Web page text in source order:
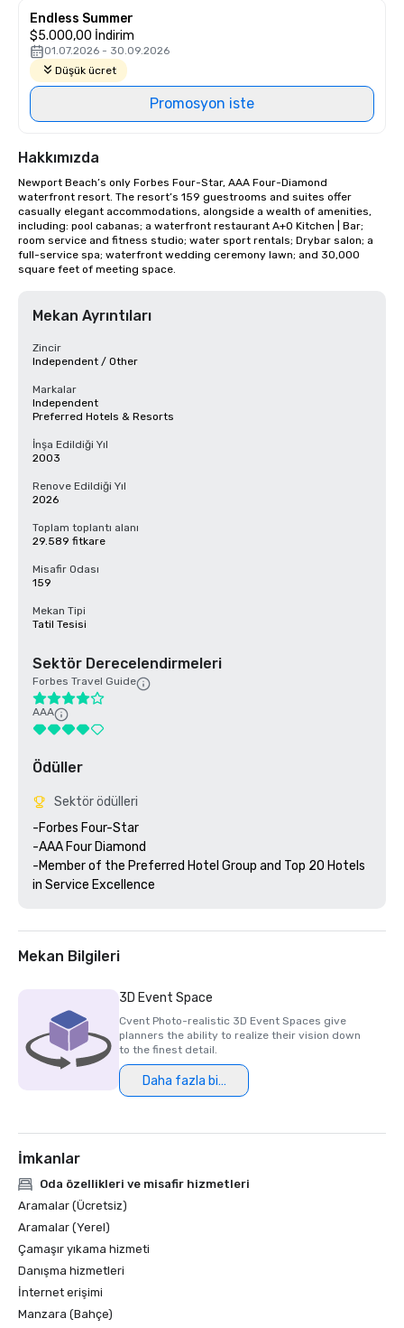
Endless Summer
$5.000,00 İndirim
01.07.2026 - 30.09.2026
Düşük ücret
Promosyon iste
Hakkımızda
Newport Beach’s only Forbes Four-Star, AAA Four-Diamond
waterfront resort. The resort’s 159 guestrooms and suites offer
casually elegant accommodations, alongside a wealth of amenities,
including: pool cabanas; a waterfront restaurant A+O Kitchen | Bar;
room service and fitness studio; water sport rentals; Drybar salon; a
full-service spa; waterfront wedding ceremony lawn; and 30,000
square feet of meeting space.
Mekan Ayrıntıları
Zincir
Independent / Other
Markalar
Independent
Preferred Hotels & Resorts
İnşa Edildiği Yıl
2003
Renove Edildiği Yıl
2026
Toplam toplantı alanı
29.589 fitkare
Misafir Odası
159
Mekan Tipi
Tatil Tesisi
Sektör Derecelendirmeleri
Forbes Travel Guide
AAA
Ödüller
Sektör ödülleri
-Forbes Four-Star
-AAA Four Diamond
-Member of the Preferred Hotel Group and Top 20 Hotels
Mekan Bilgileri
3D Event Space
Cvent Photo-realistic 3D Event Spaces give
planners the ability to realize their vision down
to the finest detail.
Daha fazla bilgi
İmkanlar
Oda özellikleri ve misafir hizmetleri
Aramalar (Ücretsiz)
Aramalar (Yerel)
Çamaşır yıkama hizmeti
Danışma hizmetleri
İnternet erişimi
Manzara (Bahçe)